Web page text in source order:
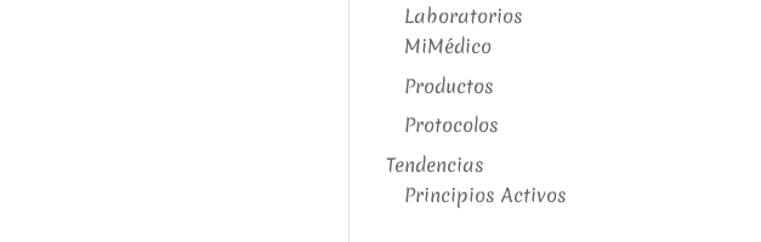
Laboratorios
MiMédico
Productos
Protocolos
Tendencias
Principios Activos